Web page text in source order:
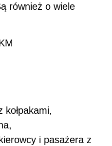
również o wiele
kołpakami,
i pasażera z